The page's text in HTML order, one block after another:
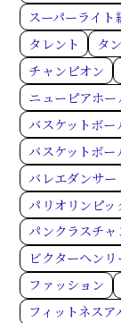
スーパーライト
タレント
タ
チャンピオン
ニューピアホー
バスケットボー
バスケットボ
バレエダンサー
パリオリンピッ
パンクラスチャ
ビクターヘンリ
ファッション
フィットネス